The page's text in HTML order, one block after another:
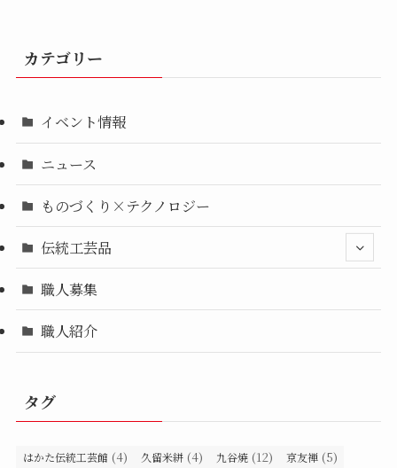
カテゴリー
イベント情報
ニュース
ものづくり×テクノロジー
伝統工芸品
職人募集
職人紹介
タグ
はかた伝統工芸館 (4) 久留米絣 (4) 九谷焼 (12) 京友禅 (5)